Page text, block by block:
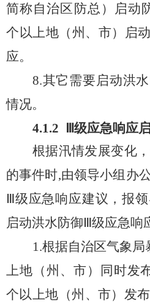
简称自治区防总）
启动
个 以上地（州、市）启
应。
8.其它需要启动洪
情况。
4.1.2 级应急响应
根据汛情发展变化
的事件时,由领导小组办
级应急响应建议，报
启动洪水防御
级应急响
1.根据自治区气象局
上地（州、市）
同时发
个以上地（州、市）发